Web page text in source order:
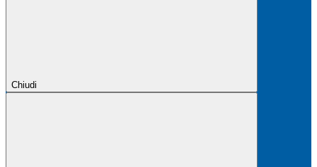
Chiudi